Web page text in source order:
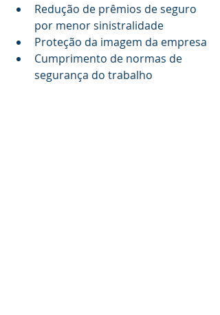
Redução de prêmios de seguro
por menor sinistralidade
Proteção da imagem da empresa
Cumprimento de normas de
segurança do trabalho